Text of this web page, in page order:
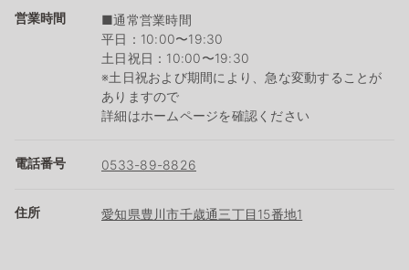
営業時間
■通常営業時間
平日：10:00〜19:30
土日祝日：10:00〜19:30
※土日祝および期間により、急な変動することが
ありますので
詳細はホームページを確認ください
電話番号 0533-89-8826
住所 愛知県豊川市千歳通三丁目15番地1